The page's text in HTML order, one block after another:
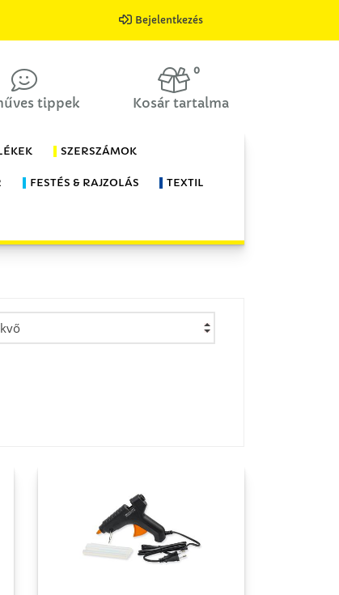
Bejelentkezés
tippek
0
Kosár tartalma
SZERSZÁMOK
FESTÉS & RAJZOLÁS TEXTIL